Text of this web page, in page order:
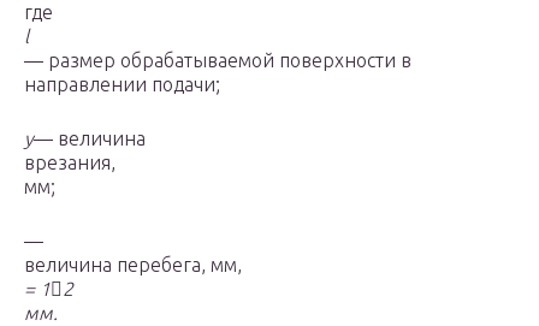
где
l
— размер обрабатываемой поверхности в
направлении подачи;
y— величина
врезания,
мм;
—
величина перебега, мм,
= 12
мм.